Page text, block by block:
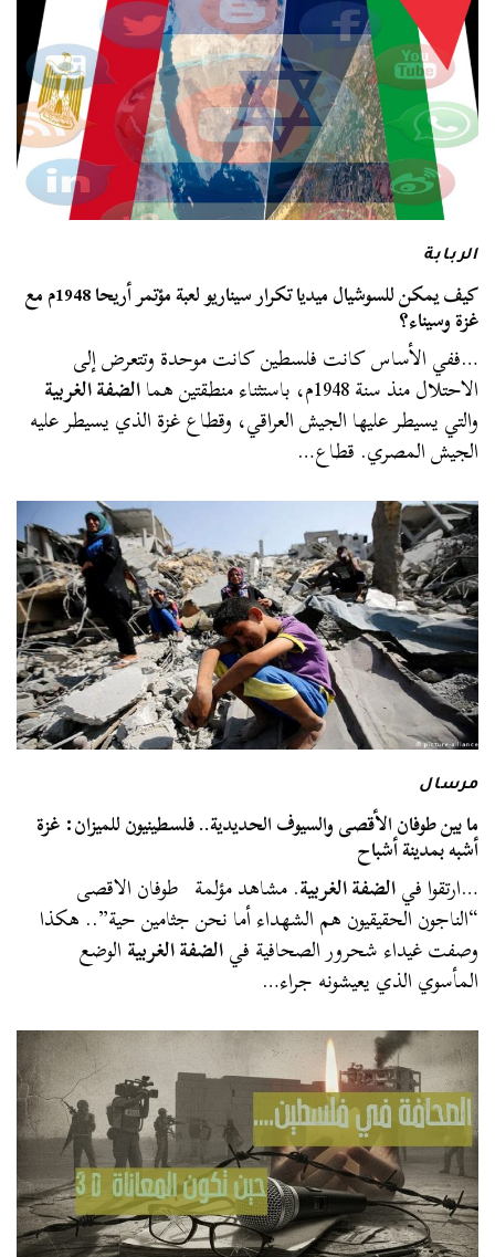
الربابة
كيف يمكن للسوشيال ميديا تكرار سيناريو لعبة مؤتمر أريحا 1948م مع
غزة وسيناء؟
…ففي الأساس كانت فلسطين كانت موحدة وتتعرض إلى
الاحتلال منذ سنة 1948م، باستثناء منطقتين هما الضفة الغربية
والتي يسيطر عليها الجيش العراقي، وقطاع غزة الذي يسيطر عليه
الجيش المصري. قطاع…
مرسال
ما بين طوفان الأقصى والسيوف الحديدية.. فلسطينيون للميزان: غزة
أشبه بمدينة أشباح
…ارتقوا فيالضفة الغربية. مشاهد مؤلمة طوفان الاقصى
“الناجون الحقيقيون هم الشهداء أما نحن جثامين حية”.. هكذا
وصفت غيداء شحرور الصحافية فيالضفة الغربيةالوضع
المأسوي الذي يعيشونه جراء…